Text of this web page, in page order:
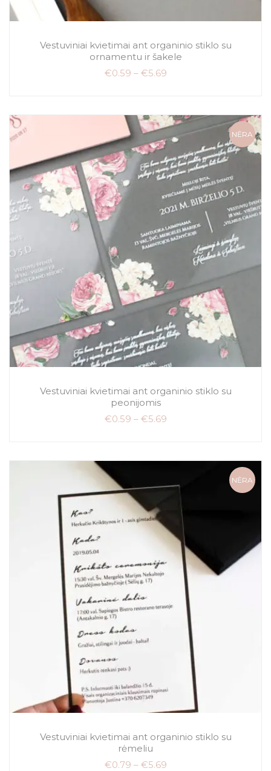
Vestuviniai kvietimai ant organinio stiklo su
ornamentu ir šakele
€0.59 – €5.69
NĖRA
Vestuviniai kvietimai ant organinio stiklo su
peonijomis
€0.59 – €5.69
NĖRA
Vestuviniai kvietimai ant organinio stiklo su
rėmeliu
€0.79 – €5.69